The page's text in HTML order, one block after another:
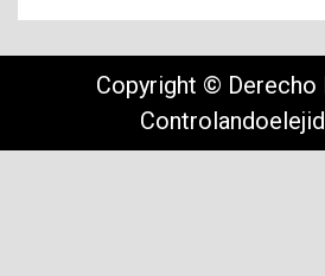
Copyright © Derecho